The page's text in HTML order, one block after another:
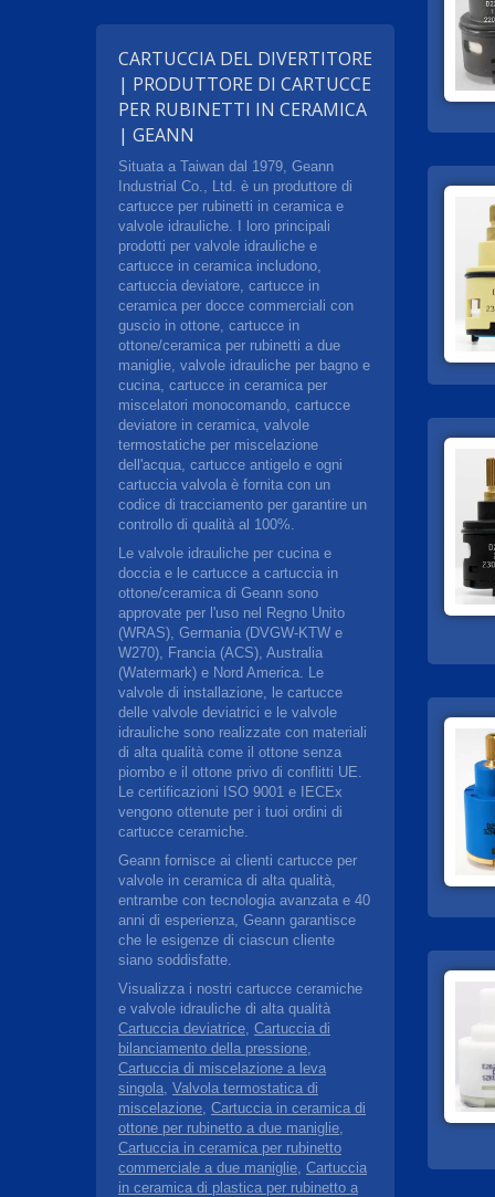
CARTUCCIA DEL DIVERTITORE
| PRODUTTORE DI CARTUCCE
PER RUBINETTI IN CERAMICA
| GEANN
Situata a Taiwan dal 1979, Geann
Industrial Co., Ltd. è un produttore di
cartucce per rubinetti in ceramica e
valvole idrauliche. I loro principali
prodotti per valvole idrauliche e
cartucce in ceramica includono,
cartuccia deviatore, cartucce in
ceramica per docce commerciali con
guscio in ottone, cartucce in
ottone/ceramica per rubinetti a due
maniglie, valvole idrauliche per bagno e
cucina, cartucce in ceramica per
miscelatori monocomando, cartucce
deviatore in ceramica, valvole
termostatiche per miscelazione
dell'acqua, cartucce antigelo e ogni
cartuccia valvola è fornita con un
codice di tracciamento per garantire un
controllo di qualità al 100%.
Le valvole idrauliche per cucina e
doccia e le cartucce a cartuccia in
ottone/ceramica di Geann sono
approvate per l'uso nel Regno Unito
(WRAS), Germania (DVGW-KTW e
W270), Francia (ACS), Australia
(Watermark) e Nord America. Le
valvole di installazione, le cartucce
delle valvole deviatrici e le valvole
idrauliche sono realizzate con materiali
di alta qualità come il ottone senza
piombo e il ottone privo di conflitti UE.
Le certificazioni ISO 9001 e IECEx
vengono ottenute per i tuoi ordini di
cartucce ceramiche.
Geann fornisce ai clienti cartucce per
valvole in ceramica di alta qualità,
entrambe con tecnologia avanzata e 40
anni di esperienza, Geann garantisce
che le esigenze di ciascun cliente
siano soddisfatte.
Visualizza i nostri cartucce ceramiche
e valvole idrauliche di alta qualità
Cartuccia deviatrice, Cartuccia di
bilanciamento della pressione,
Cartuccia di miscelazione a leva
singola, Valvola termostatica di
miscelazione, Cartuccia in ceramica di
ottone per rubinetto a due maniglie,
Cartuccia in ceramica per rubinetto
commerciale a due maniglie, Cartuccia
in ceramica di plastica per rubinetto a